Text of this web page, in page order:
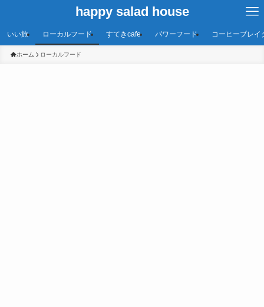
happy salad house
いい旅 ローカルフード すてきcafe パワーフード コーヒーブレイ
ホーム ローカルフード